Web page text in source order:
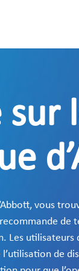
vous
de
Les
de